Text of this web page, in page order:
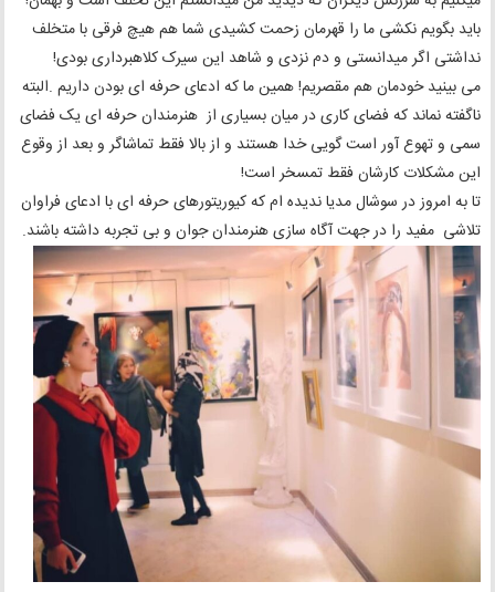
باید بگویم نکشی ما را قهرمان زحمت کشیدی شما هم هیچ فرقی با متخلف
نداشتی اگر میدانستی و دم نزدی و شاهد این سیرک کلاهبرداری بودی!
می بینید خودمان هم مقصریم! همین ما که ادعای حرفه ای بودن داریم .البته
ناگفته نماند که فضای کاری در میان بسیاری از هنرمندان حرفه ای یک فضای
سمی و تهوع آور است گویی خدا هستند و از بالا فقط تماشاگر و بعد از وقوع
این مشکلات کارشان فقط تمسخر است!
تا به امروز در سوشال مدیا ندیده ام که کیوریتورهای حرفه ای با ادعای فراوان
تلاشی مفید را در جهت آگاه سازی هنرمندان جوان و بی تجربه داشته باشند.